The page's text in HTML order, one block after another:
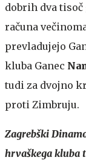
dobrih dva tisoč
računa
prevladujejo
kluba Ganec
tudi za dvojno
proti Zimbruju.
Zagrebški
hrvaškega kluba